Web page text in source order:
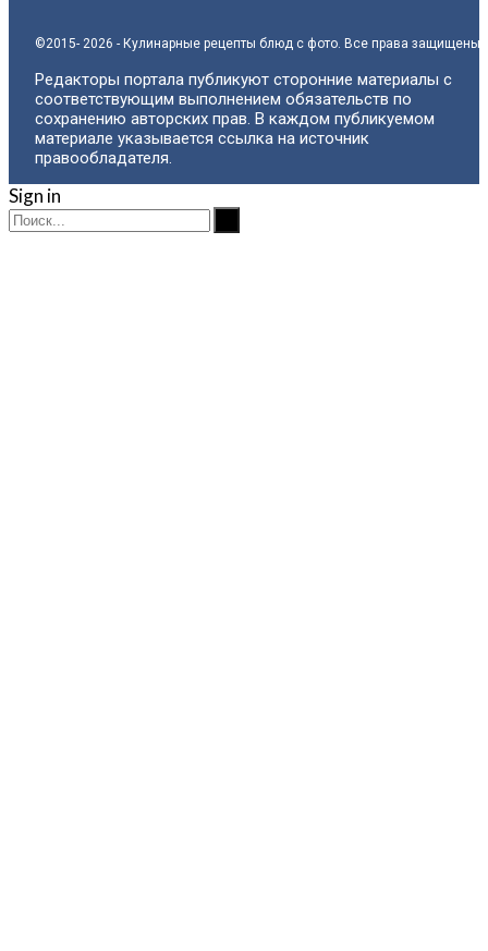
©2015- 2026 - Кулинарные рецепты блюд с фото. Все права защищены.
Редакторы портала публикуют сторонние материалы с
соответствующим выполнением обязательств по
сохранению авторских прав. В каждом публикуемом
материале указывается ссылка на источник
правообладателя.
Sign in